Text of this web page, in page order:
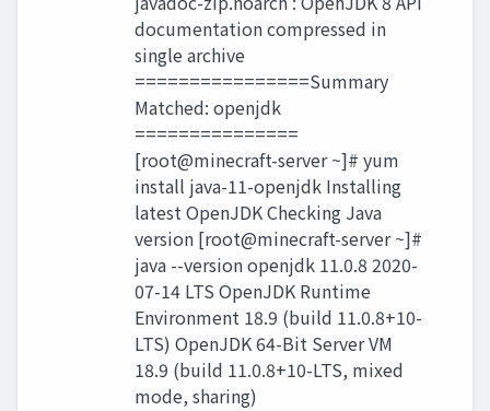
documentation compressed in
single archive
================Summary
Matched: openjdk
===============
[root@minecraft-server ~]# yum
install java-11-openjdk Installing
latest OpenJDK Checking Java
version [root@minecraft-server ~]#
java --version openjdk 11.0.8 2020-
07-14 LTS OpenJDK Runtime
Environment 18.9 (build 11.0.8+10-
LTS) OpenJDK 64-Bit Server VM
18.9 (build 11.0.8+10-LTS, mixed
mode, sharing)